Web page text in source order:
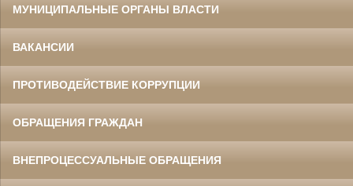
МУНИЦИПАЛЬНЫЕ ОРГАНЫ ВЛАСТИ
ВАКАНСИИ
ПРОТИВОДЕЙСТВИЕ КОРРУПЦИИ
ОБРАЩЕНИЯ ГРАЖДАН
ВНЕПРОЦЕССУАЛЬНЫЕ ОБРАЩЕНИЯ